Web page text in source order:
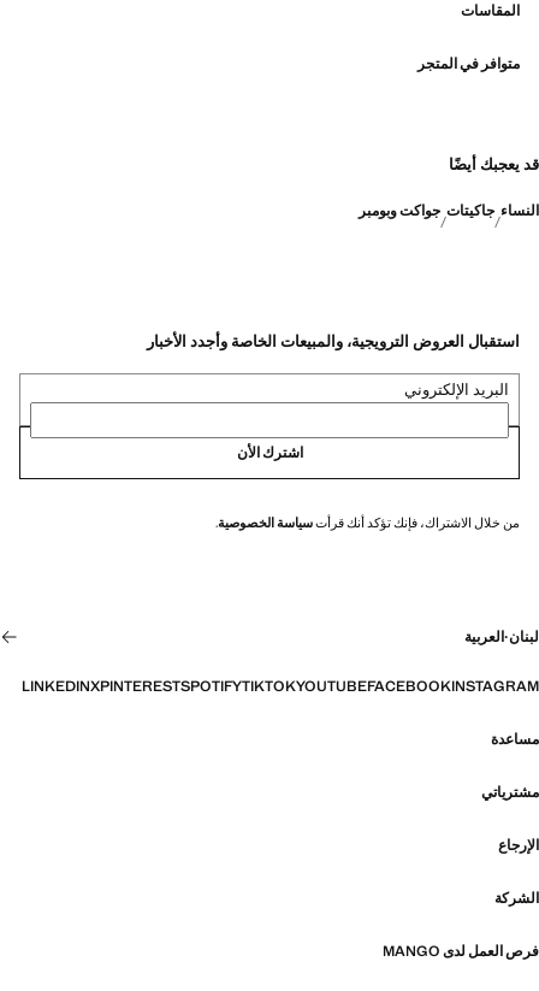
المقاسات
متوافر في المتجر
قد يعجبك أيضًا
النساء جاكيتات جواكت وبومبر
استقبال العروض الترويجية، والمبيعات الخاصة وأجدد الأخبار
البريد الإلكتروني
اشترك الأن
من خلال الاشتراك، فإنك تؤكد أنك قرأتسياسة الخصوصية.
لبنان·العربية
INSTAGRAM
FACEBOOK
YOUTUBE
TIKTOK
SPOTIFY
PINTEREST
X
LINKEDIN
مساعدة
مشترياتي
الإرجاع
الشركة
فرص العمل لدى MANGO